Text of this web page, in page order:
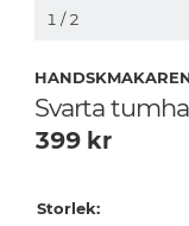
1 / 2
Svarta
399 kr
Storlek: